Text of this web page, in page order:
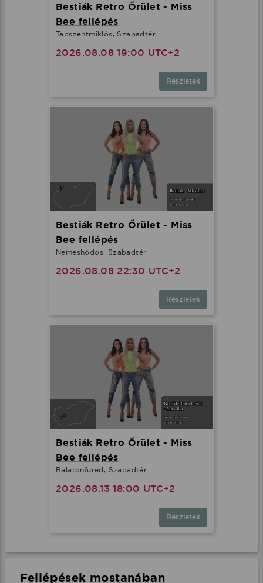
Bestiák Retro Őrület - Miss
Bee fellépés
Tápszentmiklós, Szabadtér
2026.08.08 19:00 UTC+2
Részletek
Bestiák Retro Őrület - Miss
Bee fellépés
Nemeshódos, Szabadtér
2026.08.08 22:30 UTC+2
Részletek
Bestiák Retro Őrület - Miss
Bee fellépés
Balatonfüred, Szabadtér
2026.08.13 18:00 UTC+2
Részletek
Fellépések mostanában